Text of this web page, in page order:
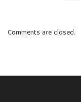
Comments are closed.